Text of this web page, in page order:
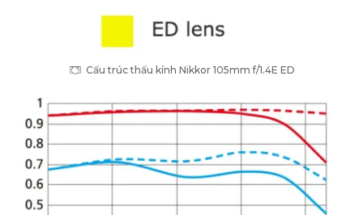
Cấu trúc thấu kính Nikkor 105mm f/1.4E ED